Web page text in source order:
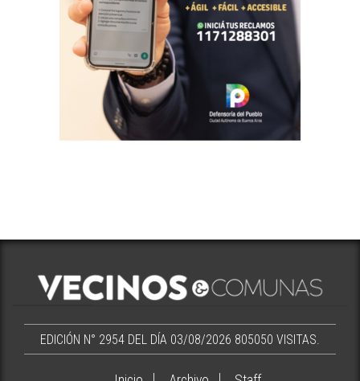
EDICIÓN N° 2954 DEL DÍA 03/08/2026 805050 VISITAS.